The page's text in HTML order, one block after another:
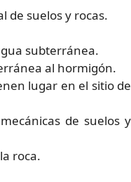
de suelos y rocas.
subterránea.
al hormigón.
lugar en el sitio de
de suelos y
roca.